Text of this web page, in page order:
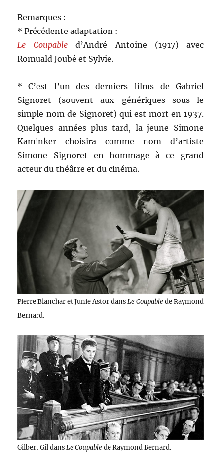
Remarques :
* Précédente adaptation :
Le Coupable d’André Antoine (1917) avec
Romuald Joubé et Sylvie.
* C’est l’un des derniers films de Gabriel
Signoret (souvent aux génériques sous le
simple nom de Signoret) qui est mort en 1937.
Quelques années plus tard, la jeune Simone
Kaminker choisira comme nom d’artiste
Simone Signoret en hommage à ce grand
acteur du théâtre et du cinéma.
Pierre Blanchar et Junie Astor dansLe Coupablede Raymond
Bernard.
Gilbert Gil dans Le Coupablede Raymond Bernard.